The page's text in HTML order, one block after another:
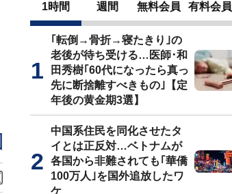
1時間 週間 無料会員 有料会員
｢転倒→骨折→寝たきり｣の
老後が待ち受ける…医師･和
田秀樹｢60代になったら真っ
先に断捨離すべきもの｣【定
年後の黄金期3選】
中国系住民を同化させたタ
イとは正反対…ベトナムが
各国から非難されても｢華僑
100万人｣を国外追放したワ
ケ